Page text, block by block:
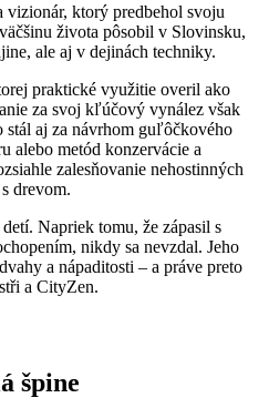
vizionár, ktorý predbehol svoju
života pôsobil v Slovinsku,
ale aj v dejinách techniky.
praktické využitie overil ako
za svoj kľúčový vynález však
stál aj za návrhom guľôčkového
alebo metód konzervácie a
zalesňovanie nehostinných
drevom.
Napriek tomu, že zápasil s
nikdy sa nevzdal. Jeho
a nápaditosti – a práve preto
a CityZen.
špine